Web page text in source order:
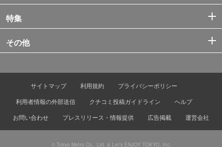
特集
その他
サイトマップ 利用規約
プライバシーポリシー
利用者情報の外部送信
クチコミ投稿ガイドライン
ヘルプ
お問い合わせ
プレスリリース・情報提供 広告掲載 運営会社
© Tokyo Metro Co., Ltd. & Let’s ENJOY TOKYO, Inc.